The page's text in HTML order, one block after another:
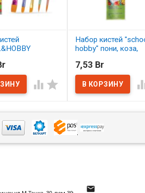
 
Набор кистей
hobby" пони, коза,
В наличии
7,53 Br
